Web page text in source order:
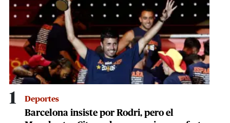
1 Deportes
Barcelona insiste por Rodri, pero el